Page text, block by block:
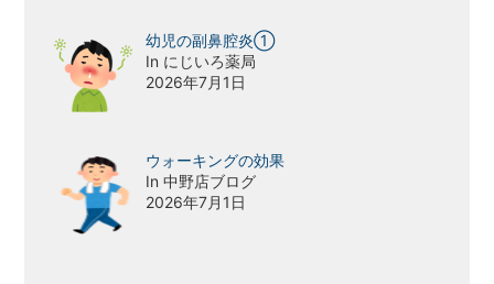
幼児の副鼻腔炎①
In にじいろ薬局
2026年7月1日
ウォーキングの効果
In 中野店ブログ
2026年7月1日